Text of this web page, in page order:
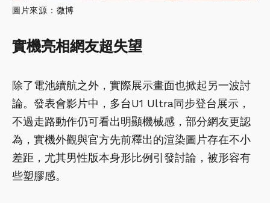
圖片來源： 微博
實機亮相網友超失望
除了電池續航之外，實際展示畫面也掀起另一波討
論。發表會影片中，多台U1 Ultra同步登台展示，
不過走路動作仍可看出明顯機械感，部分網友更認
為，實機外觀與官方先前釋出的渲染圖片存在不小
差距，尤其男性版本身形比例引發討論，被形容有
些塑膠感。